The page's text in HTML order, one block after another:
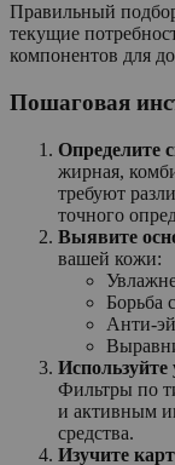
Правильный
текущие
компонентов для
Пошаговая
Определите
жирная,
требуют
точного
Выявите
вашей кожи:
Борьба
Анти-
Фильтры по
и активным
средства.
Изучите